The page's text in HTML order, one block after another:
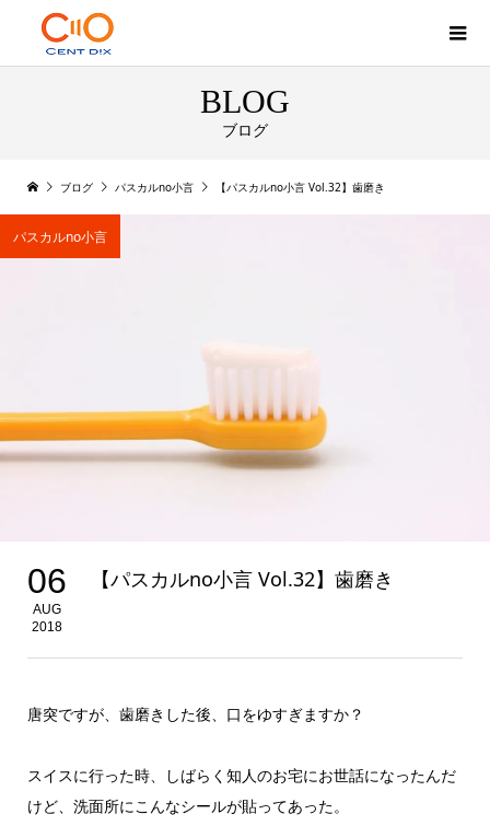
BLOG
ブログ
ブログ パスカルno小言 【パスカルno小言 Vol.32】歯磨き
パスカルno小言
06
AUG
2018
【パスカルno小言 Vol.32】歯磨き
唐突ですが、歯磨きした後、口をゆすぎますか？
スイスに行った時、しばらく知人のお宅にお世話になったんだ
けど、洗面所にこんなシールが貼ってあった。